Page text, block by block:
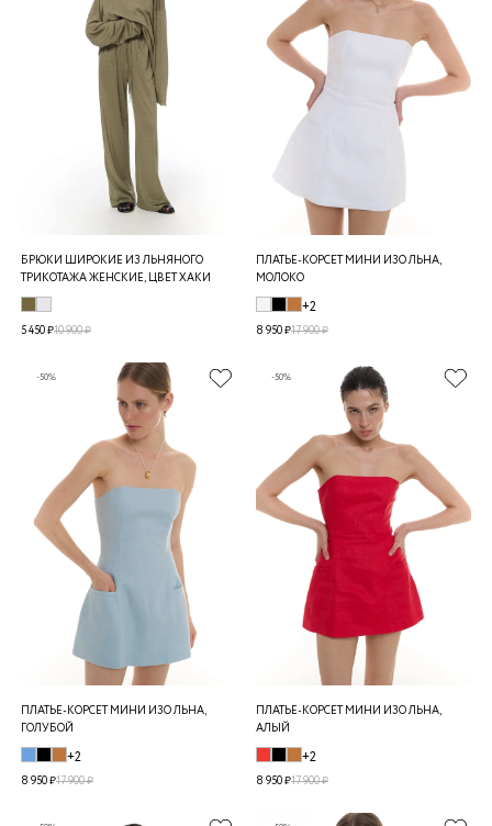
БРЮКИ ШИРОКИЕ ИЗ ЛЬНЯНОГО
ТРИКОТАЖА ЖЕНСКИЕ, ЦВЕТ ХАКИ
5 450 ₽10 900 ₽
ПЛАТЬЕ-КОРСЕТ МИНИ ИЗО ЛЬНА,
МОЛОКО
+2
8 950 ₽17 900 ₽
-50%
ПЛАТЬЕ-КОРСЕТ МИНИ ИЗО ЛЬНА,
ГОЛУБОЙ
+2
8 950 ₽17 900 ₽
-50%
ПЛАТЬЕ-КОРСЕТ МИНИ ИЗО ЛЬНА,
АЛЫЙ
+2
8 950 ₽17 900 ₽